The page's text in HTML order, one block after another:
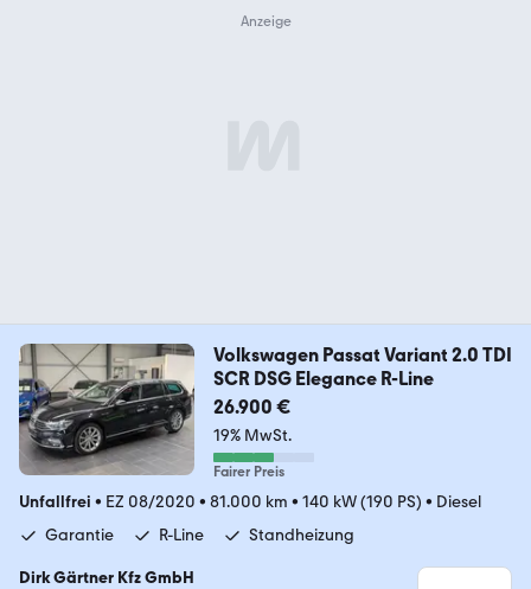
Volkswagen Passat Variant 2.0 TDI
SCR DSG Elegance R-Line
26.900 €
19% MwSt.
Fairer Preis
Unfallfrei • EZ 08/2020 • 81.000 km • 140 kW (190 PS) • Diesel
Garantie
R-Line Standheizung
Dirk Gärtner Kfz GmbH